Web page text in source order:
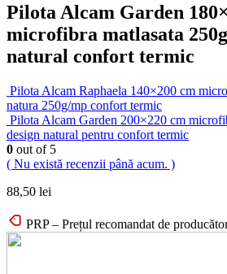
Pilota Alcam Garden
microfibra matlasata
natural confort termic
Pilota Alcam Raphaela 140×200 cm
natura 250g/mp confort termic
Pilota Alcam Garden 200×220 cm
design natural pentru confort termic
0 out of 5
( Nu există recenzii până acum. )
88,50 lei
PRP – Prețul recomandat de